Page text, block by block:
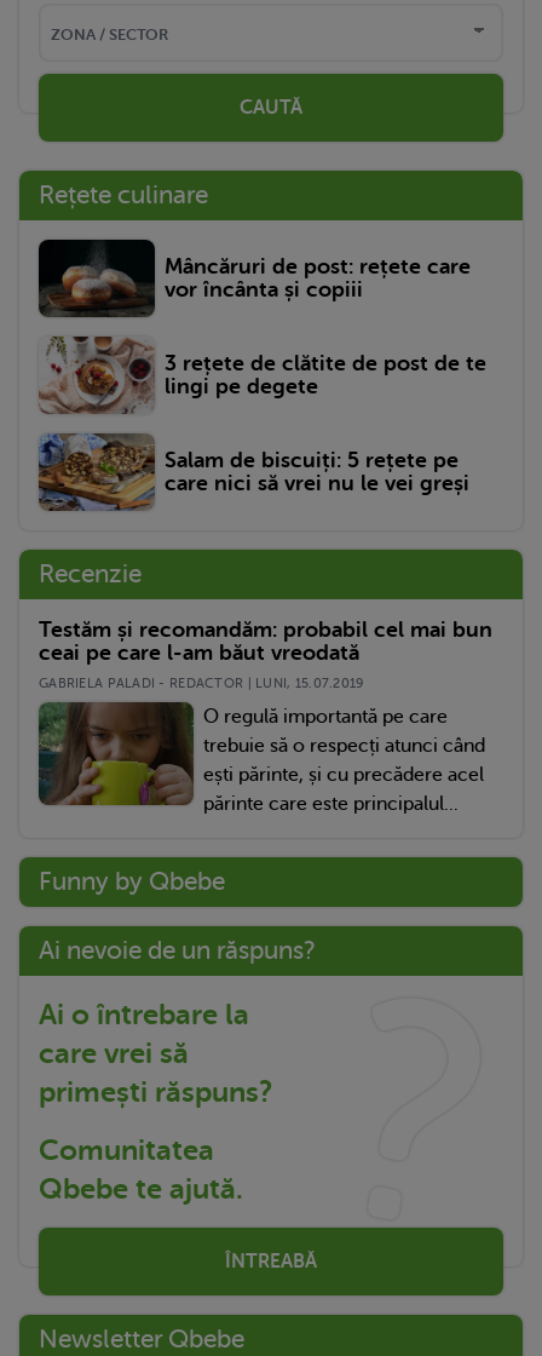
CAUTĂ
Rețete culinare
Mâncăruri de post: rețete care
vor încânta și copiii
3 rețete de clătite de post de te
lingi pe degete
Salam de biscuiți: 5 rețete pe
care nici să vrei nu le vei greși
Recenzie
Testăm și recomandăm: probabil cel mai bun
ceai pe care l-am băut vreodată
GABRIELA PALADI - REDACTOR | LUNI, 15.07.2019
O regulă importantă pe care
trebuie să o respecți atunci când
ești părinte, și cu precădere acel
părinte care este principalul...
Funny by Qbebe
Ai nevoie de un răspuns?
Ai o întrebare la
care vrei să
primești răspuns?
Comunitatea
Qbebe te ajută.
ÎNTREABĂ
Newsletter Qbebe